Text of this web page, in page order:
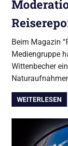
Beim Magazin
Mediengruppe
Wittenbecher
WEITERLESEN